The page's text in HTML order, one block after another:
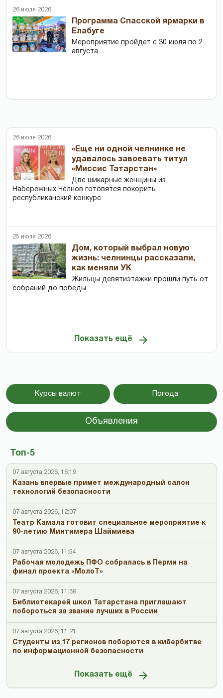
26 июля 2026
Программа Спасской ярмарки в
Елабуге
Мероприятие пройдет с 30 июля по 2
августа
26 июля 2026
«Еще ни одной челнинке не
удавалось завоевать титул
«Миссис Татарстан»
Две шикарные женщины из
Набережных Челнов готовятся покорить
республиканский конкурс
25 июля 2026
Дом, который выбрал новую
жизнь: челнинцы рассказали,
как меняли УК
Жильцы девятиэтажки прошли путь от
собраний до победы
Показать ещё
Курсы валют Погода
Объявления
Топ-5
07 августа 2026, 16:19
Казань впервые примет международный салон
технологий безопасности
07 августа 2026, 12:07
Театр Камала готовит специальное мероприятие к
90-летию Минтимера Шаймиева
07 августа 2026, 11:54
Рабочая молодежь ПФО собралась в Перми на
финал проекта «МолоТ»
07 августа 2026, 11:39
Библиотекарей школ Татарстана приглашают
побороться за звание лучших в России
07 августа 2026, 11:21
Студенты из 17 регионов поборются в кибербитве
по информационной безопасности
Показать ещё